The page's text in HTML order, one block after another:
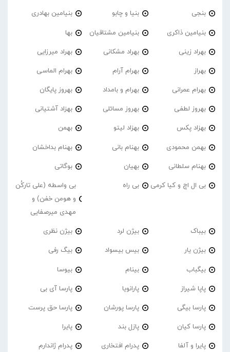
بنجی بنیا و چابو بنیامین بهادری
بنیامین ذاکری بنیامین مشتاقیان بها
بهراد زینی بهراد مشکانی بهراد میرزایی
بهراز بهرام آرام بهرام الماسی
بهرام عمرانی بهرام و بامداد بهروز پایگان
بهروز لطفی بهروز مسائلی بهزاد آشتیانی
بهزاد پکس بهزاد لیتو بهمن
بهمن محمودی بهنام بانی بهنام بداخشان
بهنام سلطانی بهیان بوگاتی
بی ال اچ و کیا کرمی بی راه
بی واسطه (علی تارکُن
و هومن خفن) و
مهدی میرصفایی
بیباک بیژن لرد بیژن نظری
بیژن یار بیس بیسواد بیگ رفی
بیگباب بینام بیوسا
پاپا شیراز پارانویا پارسا آی بی
پارسا بیگی پارسا پورشان پارسا حق پرست
پارسا کیان پازل بند پایرا
پایرا و آلفا پدرام افتخاری پدرام ژاندارم